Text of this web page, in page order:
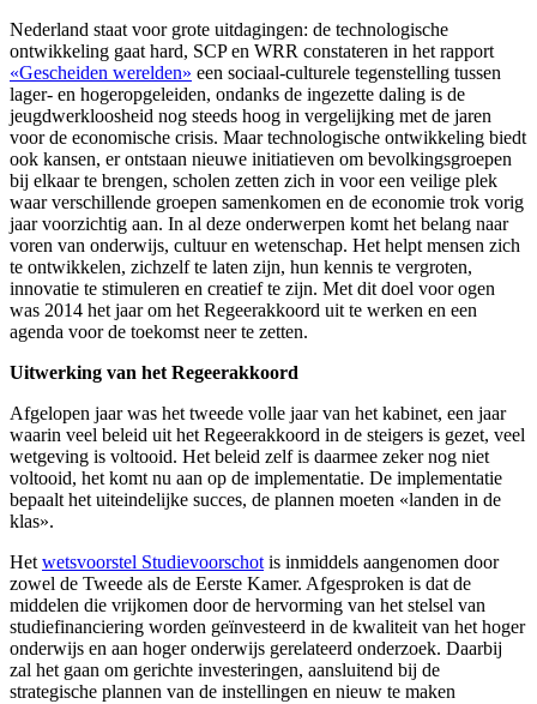
Nederland staat voor grote uitdagingen: de technologische
ontwikkeling gaat hard, SCP en WRR constateren in het rapport
«Gescheiden werelden» een sociaal-culturele tegenstelling tussen
lager- en hogeropgeleiden, ondanks de ingezette daling is de
jeugdwerkloosheid nog steeds hoog in vergelijking met de jaren
voor de economische crisis. Maar technologische ontwikkeling biedt
ook kansen, er ontstaan nieuwe initiatieven om bevolkingsgroepen
bij elkaar te brengen, scholen zetten zich in voor een veilige plek
waar verschillende groepen samenkomen en de economie trok vorig
jaar voorzichtig aan. In al deze onderwerpen komt het belang naar
voren van onderwijs, cultuur en wetenschap. Het helpt mensen zich
te ontwikkelen, zichzelf te laten zijn, hun kennis te vergroten,
innovatie te stimuleren en creatief te zijn. Met dit doel voor ogen
was 2014 het jaar om het Regeerakkoord uit te werken en een
agenda voor de toekomst neer te zetten.
Uitwerking van het Regeerakkoord
Afgelopen jaar was het tweede volle jaar van het kabinet, een jaar
waarin veel beleid uit het Regeerakkoord in de steigers is gezet, veel
wetgeving is voltooid. Het beleid zelf is daarmee zeker nog niet
voltooid, het komt nu aan op de implementatie. De implementatie
bepaalt het uiteindelijke succes, de plannen moeten «landen in de
klas».
Het wetsvoorstel Studievoorschot is inmiddels aangenomen door
zowel de Tweede als de Eerste Kamer. Afgesproken is dat de
middelen die vrijkomen door de hervorming van het stelsel van
studiefinanciering worden geïnvesteerd in de kwaliteit van het hoger
onderwijs en aan hoger onderwijs gerelateerd onderzoek. Daarbij
zal het gaan om gerichte investeringen, aansluitend bij de
strategische plannen van de instellingen en nieuw te maken